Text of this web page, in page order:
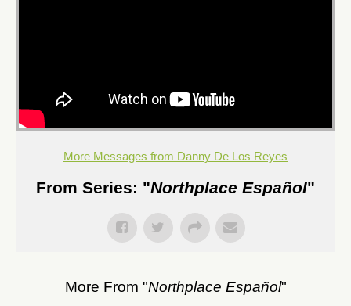
More Messages from Danny De Los Reyes
From Series: "Northplace Español"
More From "Northplace Español"